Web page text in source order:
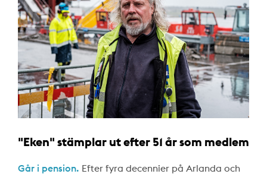
"Eken" stämplar ut efter 51 år som medlem
Går i pension. Efter fyra decennier på Arlanda och